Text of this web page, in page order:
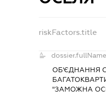
riskFactors.title
ОБ'ЄДНАННЯ
"ЗАМОЖНА